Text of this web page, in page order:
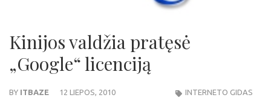
Kinijos valdžia pratęsė
„Google“ licenciją
BY ITBAZE 12 LIEPOS, 2010 INTERNETO GIDAS